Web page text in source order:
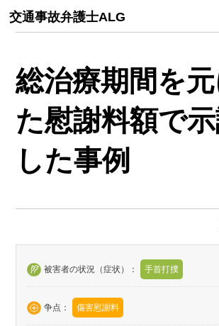
交通事故弁護士ALG
総治療期間を
た慰謝料額で
した事例
被害者の状況（症状）： 手首打撲
争点： 傷害慰謝料